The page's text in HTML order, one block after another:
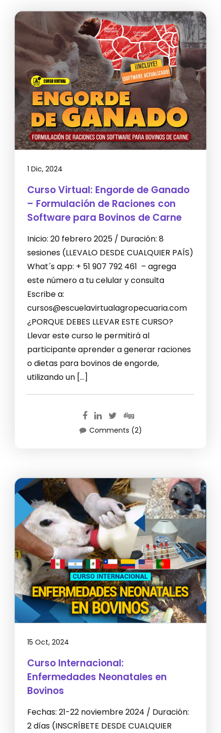
1 Dic, 2024
Curso Virtual: Engorde de Ganado
– Formulación de Raciones con
Software para Bovinos de Carne
Inicio: 20 febrero 2025 / Duración: 8
sesiones (LLEVALO DESDE CUALQUIER PAÍS)
What´s app: + 51 907 792 461 – agrega
este número a tu celular y consulta
Escribe a:
cursos@escuelavirtualagropecuaria.com
¿PORQUE DEBES LLEVAR ESTE CURSO?
Llevar este curso le permitirá al
participante aprender a generar raciones
o dietas para bovinos de engorde,
utilizando un […]
Comments (2)
15 Oct, 2024
Curso Internacional:
Enfermedades Neonatales en
Bovinos
Fechas: 21-22 noviembre 2024 / Duración:
2 días (INSCRÍBETE DESDE CUALQUIER